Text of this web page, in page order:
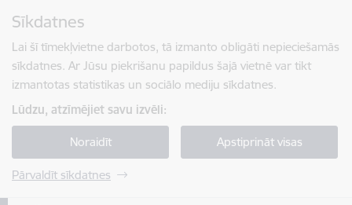
Sīkdatnes
Lai šī tīmekļvietne darbotos, tā izmanto obligāti nepieciešamās
sīkdatnes. Ar Jūsu piekrišanu papildus šajā vietnē var tikt
izmantotas statistikas un sociālo mediju sīkdatnes.
Lūdzu, atzīmējiet savu izvēli:
Noraidīt Apstiprināt visas
Pārvaldīt sīkdatnes